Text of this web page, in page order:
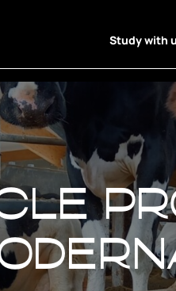
Study with